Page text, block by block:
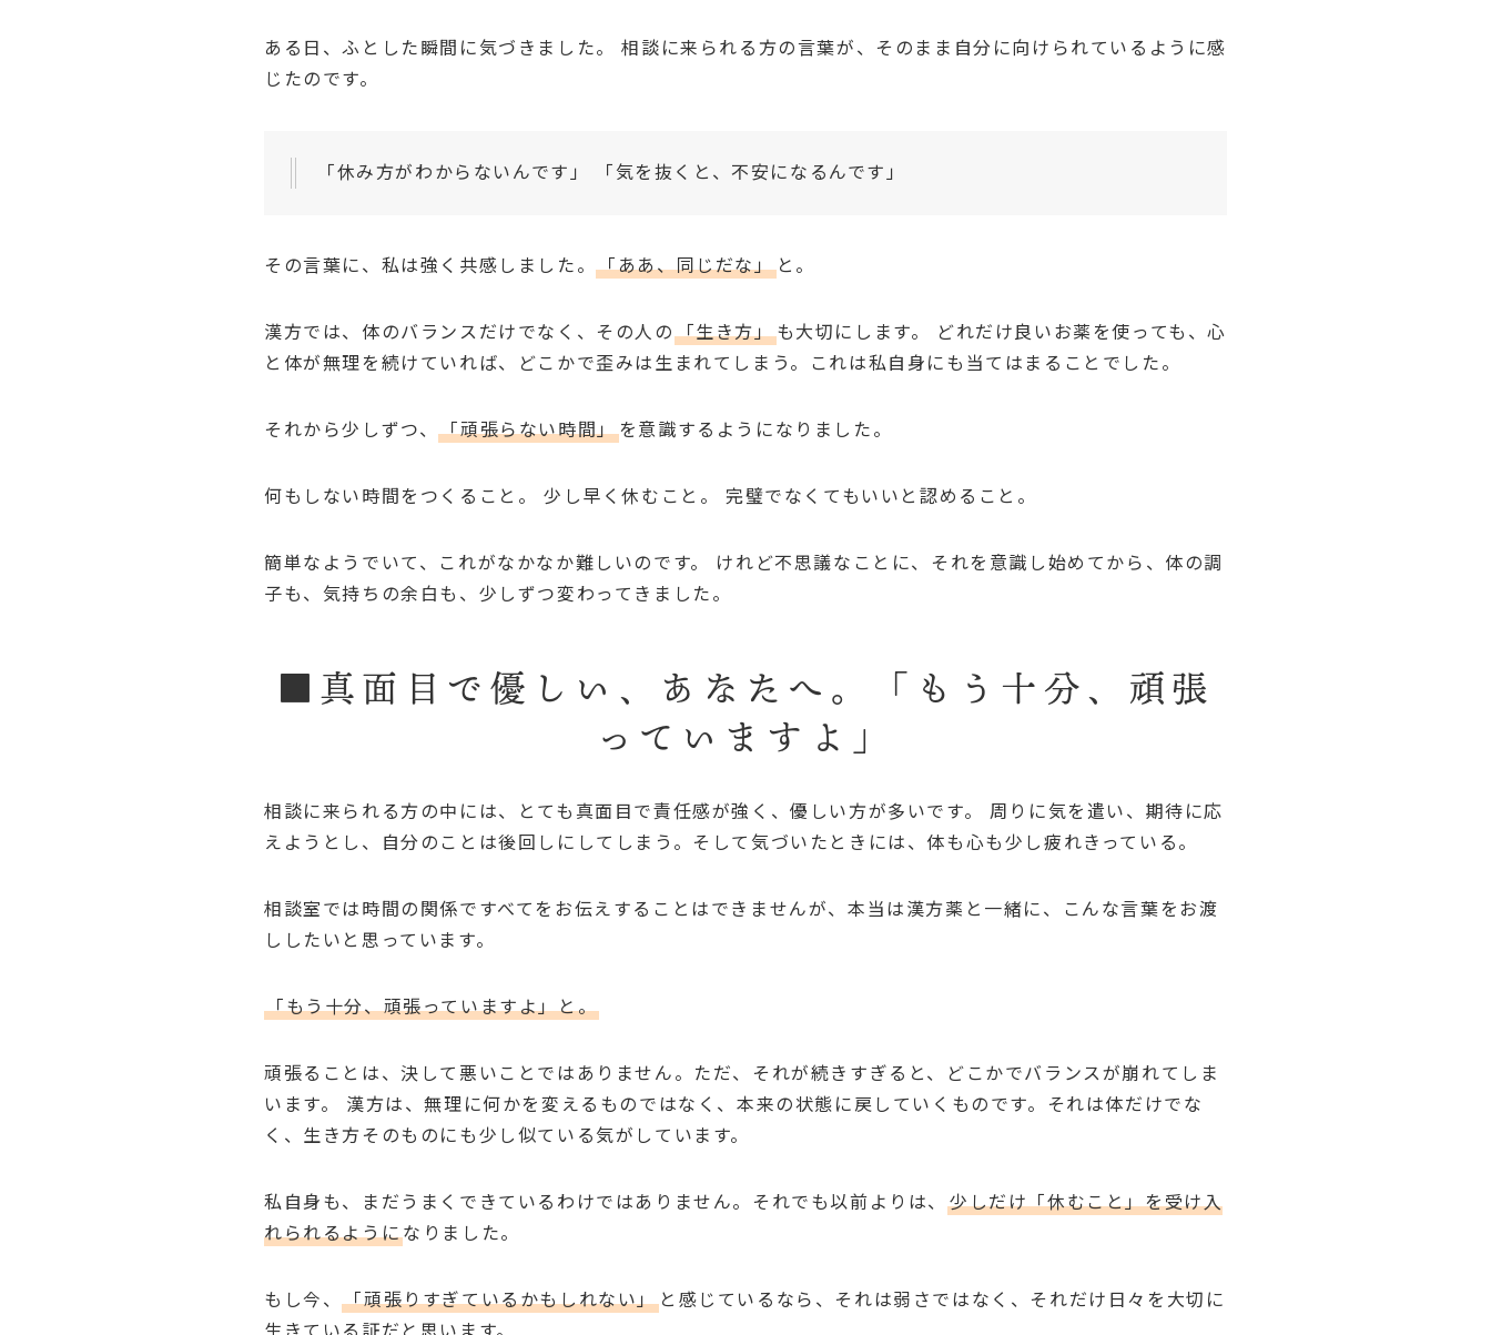
ある日、ふとした瞬間に気づきました。 相談に来られる方の言葉が、そのまま自分に向けられているように感
じたのです。
「休み方がわからないんです」 「気を抜くと、不安になるんです」
その言葉に、私は強く共感しました。「ああ、同じだな」と。
漢方では、体のバランスだけでなく、その人の 「生き方」も大切にします。 どれだけ良いお薬を使っても、心
と体が無理を続けていれば、どこかで歪みは生まれてしまう。これは私自身にも当てはまることでした。
それから少しずつ、「頑張らない時間」を意識するようになりました。
何もしない時間をつくること。 少し早く休むこと。 完璧でなくてもいいと認めること。
簡単なようでいて、これがなかなか難しいのです。 けれど不思議なことに、それを意識し始めてから、体の調
子も、気持ちの余白も、少しずつ変わってきました。
■真面目で優しい、あなたへ。「もう十分、頑張
っていますよ」
相談に来られる方の中には、とても真面目で責任感が強く、優しい方が多いです。 周りに気を遣い、期待に応
えようとし、自分のことは後回しにしてしまう。そして気づいたときには、体も心も少し疲れきっている。
相談室では時間の関係ですべてをお伝えすることはできませんが、本当は漢方薬と一緒に、こんな言葉をお渡
ししたいと思っています。
「もう十分、頑張っていますよ」と。
頑張ることは、決して悪いことではありません。ただ、それが続きすぎると、どこかでバランスが崩れてしま
います。 漢方は、無理に何かを変えるものではなく、本来の状態に戻していくものです。それは体だけでな
く、生き方そのものにも少し似ている気がしています。
私自身も、まだうまくできているわけではありません。それでも以前よりは、
少しだけ「休むこと」を受け入
れられるようになりました。
もし今、「頑張りすぎているかもしれない」 と感じているなら、それは弱さではなく、それだけ日々を大切に
生きている証だと思います。